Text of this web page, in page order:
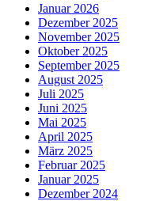
Januar 2026
Dezember 2025
November 2025
Oktober 2025
September 2025
August 2025
Juli 2025
Juni 2025
Mai 2025
April 2025
März 2025
Februar 2025
Januar 2025
Dezember 2024